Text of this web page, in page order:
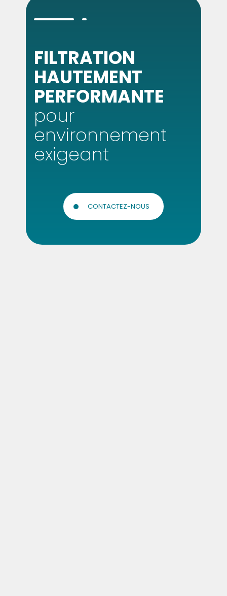
FILTRATION
HAUTEMENT
PERFORMANTE
pour
environnement
exigeant
CONTACTEZ-NOUS